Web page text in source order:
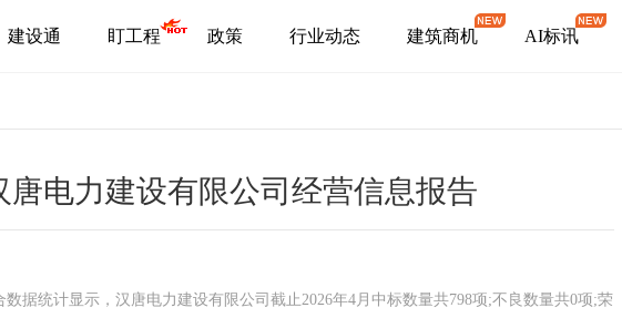
建设通 盯工程 政策 行业动态 建筑商机 AI标讯
唐电力建设有限公司经营信息报告
据统计显示，汉唐电力建设有限公司截止2026年4月中标数量共798项;不良数量共0项;荣